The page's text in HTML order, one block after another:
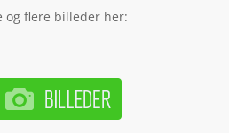
og flere billeder her: